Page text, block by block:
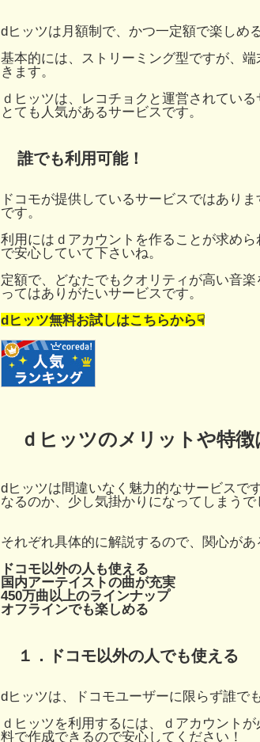
dヒッツは月額制で、かつ一定額で楽しめ
基本的には、ストリーミング型ですが、
きます。
ｄヒッツは、レコチョクと運営されてい
とても人気があるサービスです。
誰でも利用可能！
ドコモが提供しているサービスではあり
です。
利用にはｄアカウントを作ることが求め
で安心していて下さいね。
定額で、どなたでもクオリティが高い音
ってはありがたいサービスです。
dヒッツ無料お試しはこちらから☟
ｄヒッツのメリットや特徴
dヒッツは間違いなく魅力的なサービスで
なるのか、少し気掛かりになってしまうで
それぞれ具体的に解説するので、関心が
ドコモ以外の人も使える
国内アーテイストの曲が充実
450万曲以上のラインナップ
オフラインでも楽しめる
１．ドコモ以外の人でも使える
dヒッツは、ドコモユーザーに限らず誰で
ｄヒッツを利用するには、ｄアカウント
料で作成できるので安心してください！